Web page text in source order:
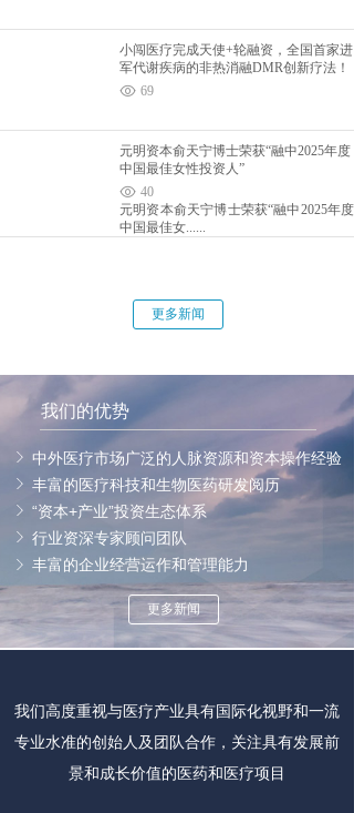
小闯医疗完成天使+轮融资，全国首家进
军代谢疾病的非热消融DMR创新疗法！
69
元明资本俞天宁博士荣获“融中2025年度
中国最佳女性投资人”
40
元明资本俞天宁博士荣获“融中2025年度
中国最佳女......
更多新闻
我们的优势
中外医疗市场广泛的人脉资源和资本操作经验
丰富的医疗科技和生物医药研发阅历
“资本+产业”投资生态体系
行业资深专家顾问团队
丰富的企业经营运作和管理能力
更多新闻
我们高度重视与医疗产业具有国际化视野和一流
专业水准的创始人及团队合作，关注具有发展前
景和成长价值的医药和医疗项目